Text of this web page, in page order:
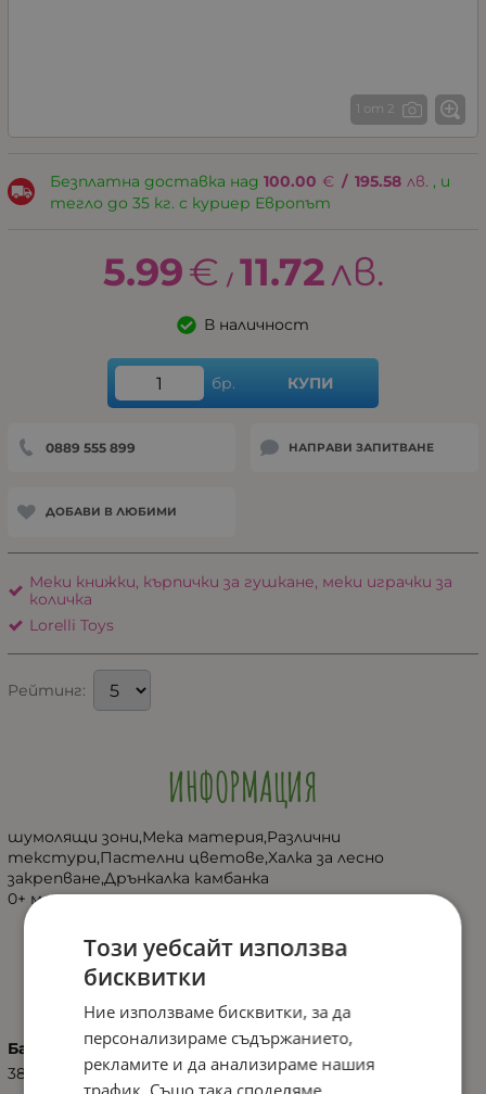
1 от 2
Безплатна доставка над 100.00 € / 195.58 лв. , и
тегло до 35 кг. с куриер Европът
5.99€ / 11.72лв.
В наличност
бр. КУПИ
0889 555 899 НАПРАВИ ЗАПИТВАНЕ
ДОБАВИ В ЛЮБИМИ
Меки книжки, кърпички за гушкане, меки играчки за
количка
Lorelli Toys
Рейтинг:
ИНФОРМАЦИЯ
шумолящи зони,Мека материя,Pазлични
текстури,Пастелни цветове,Халка за лесно
закрепване,Дрънкалка камбанка
0+ месеца
ХАРАКТЕРИСТИКИ
Баркод (ISBN, UPC, др.)
3800166114200
Този уебсайт използва
бисквитки
Ние използваме бисквитки, за да
персонализираме съдържанието,
рекламите и да анализираме нашия
трафик. Също така споделяме